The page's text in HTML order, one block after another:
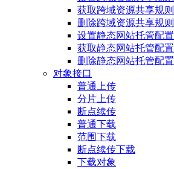
获取跨域资源共享规则
删除跨域资源共享规则
设置静态网站托管配置
获取静态网站托管配置
删除静态网站托管配置
对象接口
普通上传
分片上传
断点续传
普通下载
范围下载
断点续传下载
下载对象